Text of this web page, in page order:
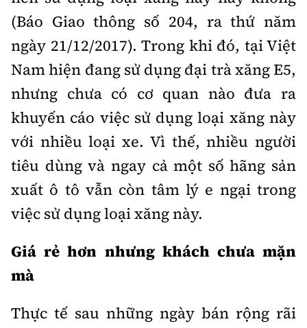
Thông tin tòa soạn
(Báo Giao thông số 204, ra thứ năm
ngày 21/12/2017). Trong khi đó, tại Việt
Nam hiện đang sử dụng đại trà xăng E5,
nhưng chưa có cơ quan nào đưa ra
khuyến cáo việc sử dụng loại xăng này
với nhiều loại xe. Vì thế, nhiều người
tiêu dùng và ngay cả một số hãng sản
xuất ô tô vẫn còn tâm lý e ngại trong
việc sử dụng loại xăng này.
Giá rẻ hơn nhưng khách chưa mặn
mà
Thực tế sau những ngày bán rộng rãi